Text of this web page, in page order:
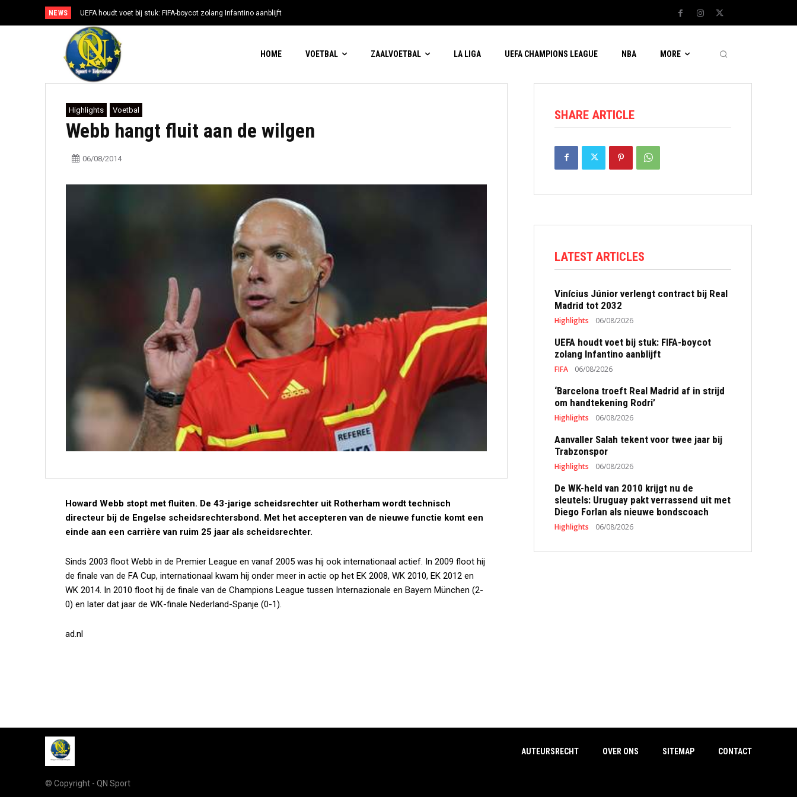
NEWS UEFA houdt voet bij stuk: FIFA-boycot zolang Infantino aanblijft
HOME VOETBAL ZAALVOETBAL LA LIGA UEFA CHAMPIONS LEAGUE NBA MORE
Highlights Voetbal
Webb hangt fluit aan de wilgen
06/08/2014
Howard Webb stopt met fluiten. De 43-jarige scheidsrechter uit Rotherham wordt technisch
directeur bij de Engelse scheidsrechtersbond. Met het accepteren van de nieuwe functie komt een
einde aan een carrière van ruim 25 jaar als scheidsrechter.
Sinds 2003 floot Webb in de Premier League en vanaf 2005 was hij ook internationaal actief. In 2009 floot hij
de finale van de FA Cup, internationaal kwam hij onder meer in actie op het EK 2008, WK 2010, EK 2012 en
WK 2014. In 2010 floot hij de finale van de Champions League tussen Internazionale en Bayern München (2-
0) en later dat jaar de WK-finale Nederland-Spanje (0-1).
ad.nl
SHARE ARTICLE
LATEST ARTICLES
Vinícius Júnior verlengt contract bij Real
Madrid tot 2032
Highlights 06/08/2026
UEFA houdt voet bij stuk: FIFA-boycot
zolang Infantino aanblijft
FIFA 06/08/2026
‘Barcelona troeft Real Madrid af in strijd
om handtekening Rodri’
Highlights 06/08/2026
Aanvaller Salah tekent voor twee jaar bij
Trabzonspor
Highlights 06/08/2026
De WK-held van 2010 krijgt nu de
sleutels: Uruguay pakt verrassend uit met
Diego Forlan als nieuwe bondscoach
Highlights 06/08/2026
AUTEURSRECHT OVER ONS SITEMAP CONTACT
© Copyright - QN Sport